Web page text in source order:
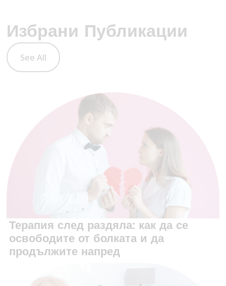
Избрани Публикации
See All
Терапия след раздяла: как да се
освободите от болката и да
продължите напред